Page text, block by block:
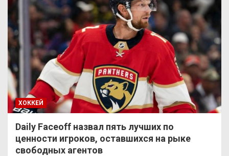
ХОККЕЙ
Daily Faceoff назвал пять лучших по
ценности игроков, оставшихся на рыке
свободных агентов